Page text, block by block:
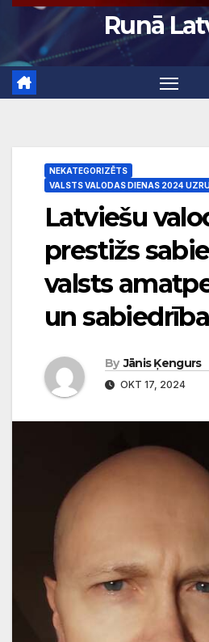
Runā
NEKATEGORIZĒTS
VALSTS VALODAS DIENAS 2024
Latviešu
prestižs
valsts
un
By Jānis Ķengurs
OKT 17, 2024